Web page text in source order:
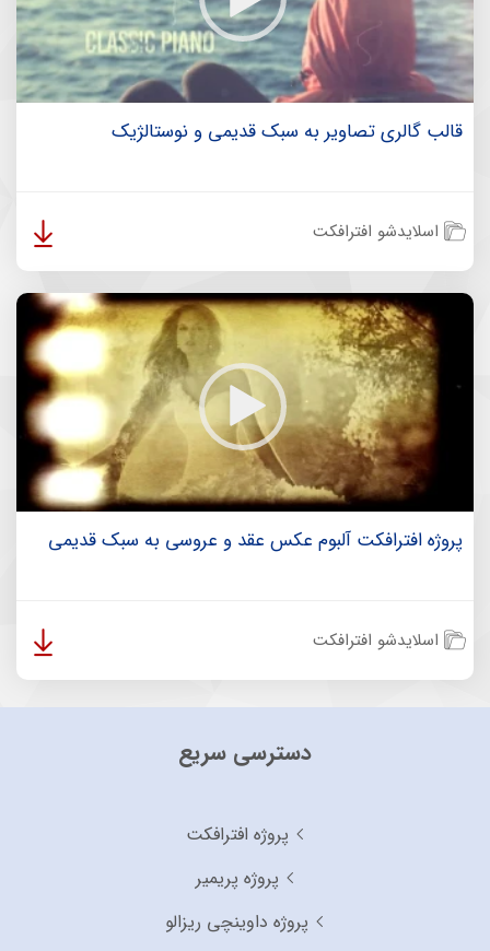
قالب گالری تصاویر به سبک قدیمی و نوستالژیک
اسلایدشو افترافکت
پروژه افترافکت آلبوم عکس عقد و عروسی به سبک قدیمی
اسلایدشو افترافکت
دسترسی سریع
پروژه افترافکت
پروژه پریمیر
پروژه داوینچی ریزالو